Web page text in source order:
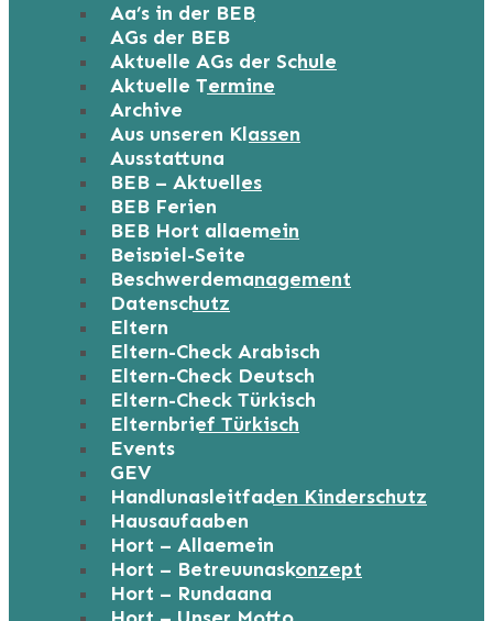
Ag’s in der BEB
AGs der BEB
Aktuelle AGs der Schule
Aktuelle Termine
Archive
Aus unseren Klassen
Ausstattung
BEB – Aktuelles
BEB Ferien
BEB Hort allgemein
Beispiel-Seite
Beschwerdemanagement
Datenschutz
Eltern
Eltern-Check Arabisch
Eltern-Check Deutsch
Eltern-Check Türkisch
Elternbrief Türkisch
Events
GEV
Handlungsleitfaden Kinderschutz
Hausaufgaben
Hort – Allgemein
Hort – Betreuungskonzept
Hort – Rundgang